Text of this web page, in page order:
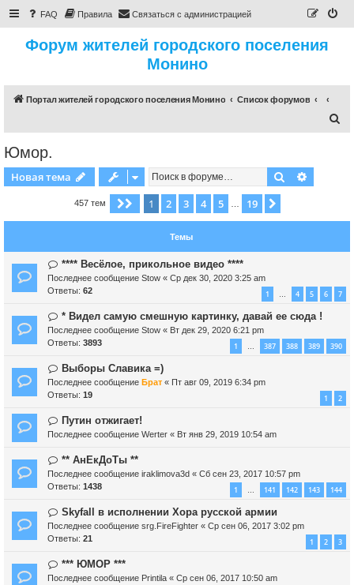
FAQ Правила Связаться с администрацией
Форум жителей городского поселения
Монино
Портал жителей городского поселения Монино
Список форумов
Юмор.
Новая тема Поиск
457 тем Страница из 19
1 2 3 4 5 19
Темы
**** Весёлое, прикольное видео ****
Последнее сообщение Stow « Ср дек 30, 2020 3:25 am
Ответы: 62 1 … 4 5 6 7
* Видел самую смешную картинку, давай ее сюда !
Последнее сообщение Stow « Вт дек 29, 2020 6:21 pm
Ответы: 3893 1 … 387 388 389 390
Выборы Славика =)
Последнее сообщение Брат « Пт авг 09, 2019 6:34 pm
Ответы: 19 1 2
Путин отжигает!
Последнее сообщение Werter « Вт янв 29, 2019 10:54 am
** АнЕкДоТы **
Последнее сообщение iraklimova3d « Сб сен 23, 2017 10:57 pm
Ответы: 1438 1 … 141 142 143 144
Skyfall в исполнении Хора русской армии
Последнее сообщение srg.FireFighter « Ср сен 06, 2017 3:02 pm
Ответы: 21 1 2 3
*** ЮМОР ***
Последнее сообщение Printila « Ср сен 06, 2017 10:50 am